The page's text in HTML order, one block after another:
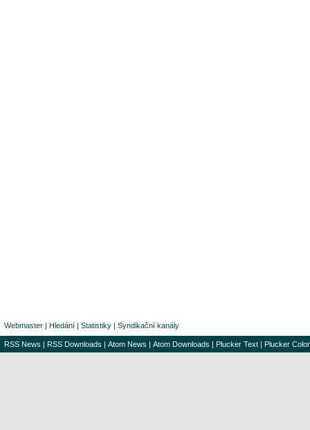
Webmaster | Hledání | Statistiky | Syndikační kanály
RSS News | RSS Downloads | Atom News | Atom Downloads | Plucker Text | Plucker Color